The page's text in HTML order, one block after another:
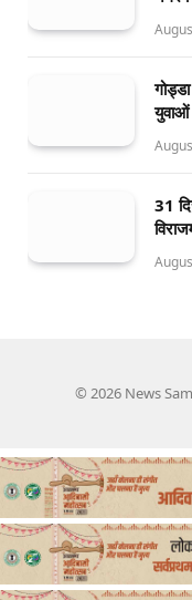
31
© 2026 News